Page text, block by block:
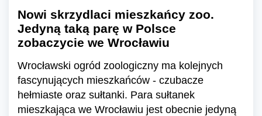
Nowi skrzydlaci mieszkańcy zoo.
Jedyną taką parę w Polsce
zobaczycie we Wrocławiu
Wrocławski ogród zoologiczny ma kolejnych
fascynujących mieszkańców - czubacze
hełmiaste oraz sułtanki. Para sułtanek
mieszkająca we Wrocławiu jest obecnie jedyną